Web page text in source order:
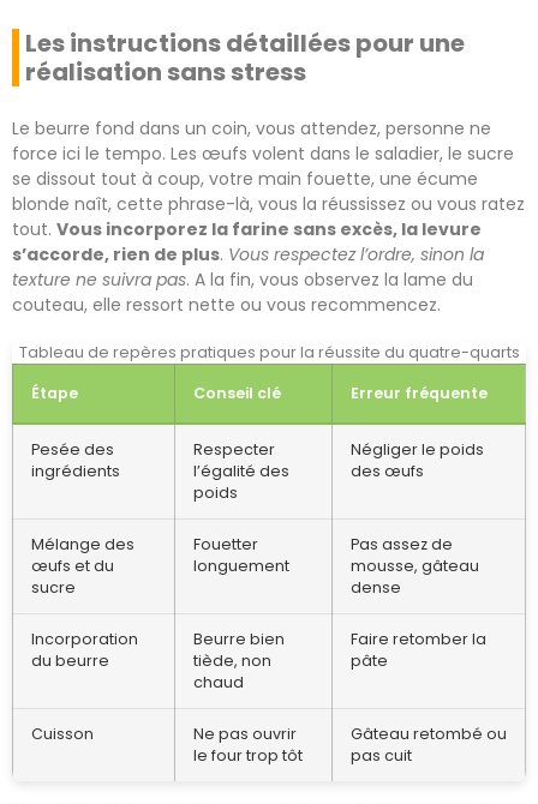
Les instructions détaillées pour une
réalisation sans stress
Le beurre fond dans un coin, vous attendez, personne ne
force ici le tempo. Les œufs volent dans le saladier, le sucre
se dissout tout à coup, votre main fouette, une écume
blonde naît, cette phrase-là, vous la réussissez ou vous ratez
tout. Vous incorporez la farine sans excès, la levure
s’accorde, rien de plus. Vous respectez l’ordre, sinon la
texture ne suivra pas. A la fin, vous observez la lame du
couteau, elle ressort nette ou vous recommencez.
Tableau de repères pratiques pour la réussite du quatre-quarts
Étape
Conseil clé Erreur fréquente
Pesée des
ingrédients
Respecter
l’égalité des
poids
Négliger le poids
des œufs
Mélange des
œufs et du
sucre
Fouetter
longuement
Pas assez de
mousse, gâteau
dense
Incorporation
du beurre
Beurre bien
tiède, non
chaud
Faire retomber la
pâte
Cuisson
Ne pas ouvrir
le four trop tôt
Gâteau retombé ou
pas cuit